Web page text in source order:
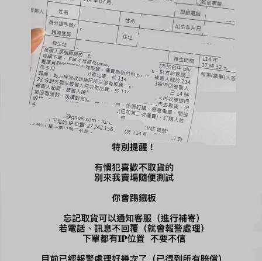
您可能喜歡...